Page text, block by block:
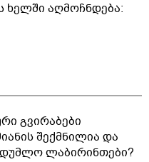
ხელში აღმოჩნდება:
გვირაბები
შექმნილია და
ლაბირინთები?